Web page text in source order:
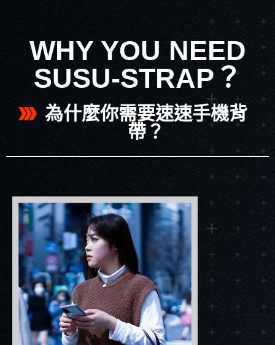
WHY YOU NEED
SUSU-STRAP？
為什麼你需要速速手機背
帶？